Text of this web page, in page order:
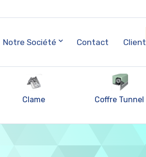
Notre Société Contact Client
Clame Coffre Tunnel